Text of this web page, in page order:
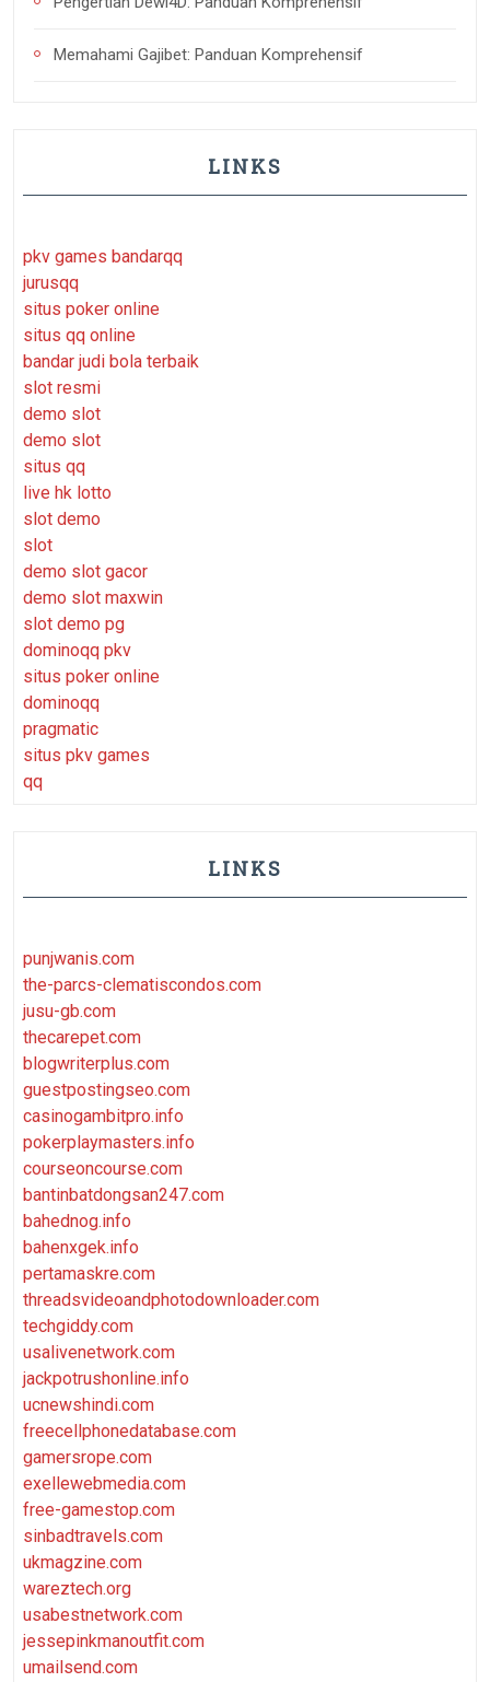
Memahami Gajibet: Panduan Komprehensif
LINKS
pkv games bandarqq
jurusqq
situs poker online
situs qq online
bandar judi bola terbaik
slot resmi
demo slot
demo slot
situs qq
live hk lotto
slot demo
slot
demo slot gacor
demo slot maxwin
slot demo pg
dominoqq pkv
situs poker online
dominoqq
pragmatic
situs pkv games
qq
LINKS
punjwanis.com
the-parcs-clematiscondos.com
jusu-gb.com
thecarepet.com
blogwriterplus.com
guestpostingseo.com
casinogambitpro.info
pokerplaymasters.info
courseoncourse.com
bantinbatdongsan247.com
bahednog.info
bahenxgek.info
pertamaskre.com
threadsvideoandphotodownloader.com
techgiddy.com
usalivenetwork.com
jackpotrushonline.info
ucnewshindi.com
freecellphonedatabase.com
gamersrope.com
exellewebmedia.com
free-gamestop.com
sinbadtravels.com
ukmagzine.com
wareztech.org
usabestnetwork.com
jessepinkmanoutfit.com
umailsend.com